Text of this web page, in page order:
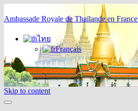
Ambassade Royale de Thaïlande en France
ไทย
Français
Skip to content